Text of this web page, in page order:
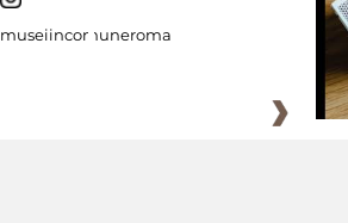
museiincomuneroma